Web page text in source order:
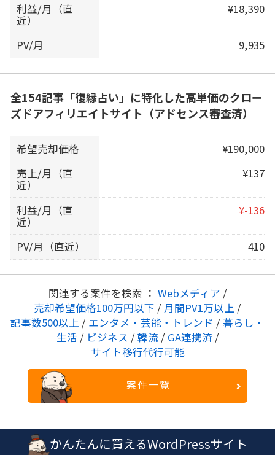
利益/月（直
近）
¥18,390
PV/月 9,935
全154記事「復縁占い」に特化した高単価のクロー
ズドアフィリエイトサイト（アドセンス審査済）
希望売却価格
¥190,000
売上/月（直
近）
¥137
利益/月（直
近）
¥-136
PV/月（直近） 410
関連する案件を検索 ： Webメディア /
売却希望価格100万円以下 / 月間PV1万以上 /
記事数500以上 / エンタメ・芸能・トレンド / 暮らし・
生活 / ビジネス / 韓流 / GA連携済 /
サイト移行代行可能
案件一覧
かんたんに買えるWordPressサイト